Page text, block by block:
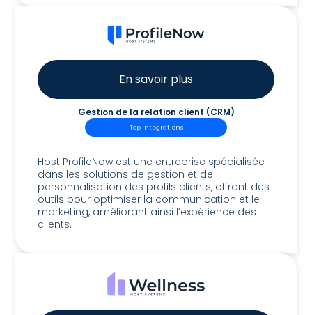
En savoir plus
Gestion de la relation client (CRM)
Top Integrations
Host ProfileNow est une entreprise spécialisée
dans les solutions de gestion et de
personnalisation des profils clients, offrant des
outils pour optimiser la communication et le
marketing, améliorant ainsi l’expérience des
clients.